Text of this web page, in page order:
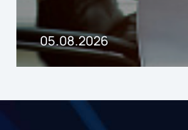
05.08.2026